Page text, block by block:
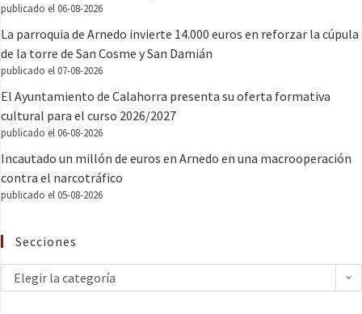
publicado el 06-08-2026
La parroquia de Arnedo invierte 14.000 euros en reforzar la cúpula
de la torre de San Cosme y San Damián
publicado el 07-08-2026
El Ayuntamiento de Calahorra presenta su oferta formativa
cultural para el curso 2026/2027
publicado el 06-08-2026
Incautado un millón de euros en Arnedo en una macrooperación
contra el narcotráfico
publicado el 05-08-2026
Secciones
Elegir la categoría